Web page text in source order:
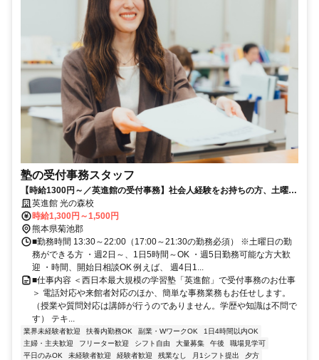
塾の受付事務スタッフ
【時給1300円～／英進館の受付事務】社会人経験をお持ちの方、土曜日
に勤務できる方を募集！
英進館 光の森校
時給1,300円～1,500円
熊本県菊池郡
■勤務時間 13:30～22:00（17:00～21:30の勤務必須） ※土曜日の勤
務ができる方 ・週2日～、1日5時間～OK ・週5日勤務可能な方大歓
迎 ・時間、開始日相談OK 例えば、 週4日1...
■仕事内容 ＜西日本最大規模の学習塾「英進館」で受付事務のお仕事
＞ 電話対応や来館者対応のほか、簡単な事務業務もお任せします。
（授業や質問対応は講師が行うのでありません。学歴や知識は不問で
す） テキ...
業界未経験者歓迎 扶養内勤務OK 副業・WワークOK
1日4時間以内OK
主婦・主夫歓迎
フリーター歓迎 シフト自由 大量募集 午後
職場見学可
平日のみOK
未経験者歓迎 経験者歓迎 残業なし 月1シフト提出 夕方